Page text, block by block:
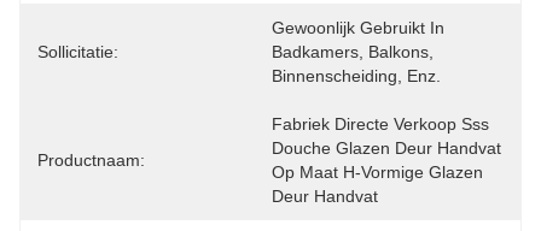
Sollicitatie:
Gewoonlijk Gebruikt In
Badkamers, Balkons,
Binnenscheiding, Enz.
Productnaam:
Fabriek Directe Verkoop Sss
Douche Glazen Deur Handvat
Op Maat H-Vormige Glazen
Deur Handvat